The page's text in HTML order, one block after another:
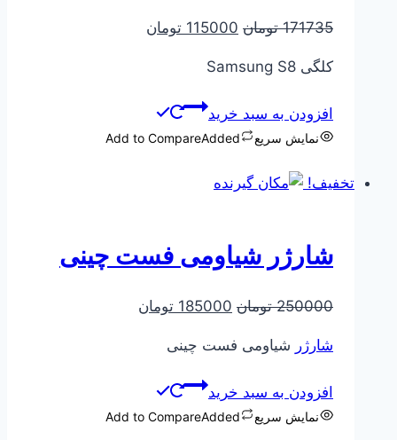
171735 تومان قیمت
115000 تومان
کلگی Samsung S8
افزودن به سبد خرید
نمایش سریع Add to CompareAdded
تخفیف!
شارژر شیاومی فست چینی
250000 تومان قیمت
250000 تومان
185000 تومان
شارژر شیاومی فست چینی
افزودن به سبد خرید
نمایش سریع Add to CompareAdded